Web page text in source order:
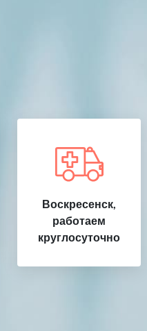
Воскресенск,
работаем
круглосуточно